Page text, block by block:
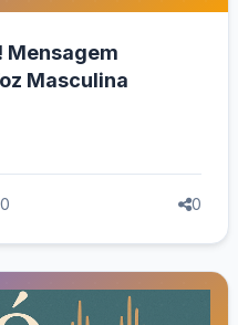
Mensagem
Masculina
0 0